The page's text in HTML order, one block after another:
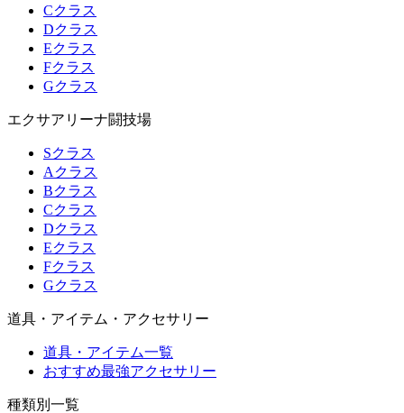
Cクラス
Dクラス
Eクラス
Fクラス
Gクラス
エクサアリーナ闘技場
Sクラス
Aクラス
Bクラス
Cクラス
Dクラス
Eクラス
Fクラス
Gクラス
道具・アイテム・アクセサリー
道具・アイテム一覧
おすすめ最強アクセサリー
種類別一覧